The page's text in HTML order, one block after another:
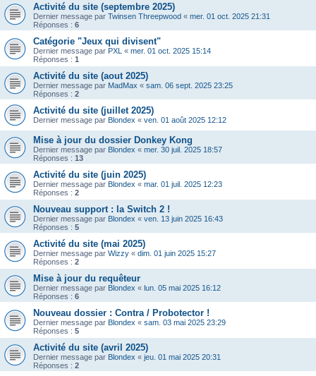
Activité du site (septembre 2025)
Dernier message par Twinsen Threepwood « mer. 01 oct. 2025 21:31
Réponses : 6
Catégorie "Jeux qui divisent"
Dernier message par PXL « mer. 01 oct. 2025 15:14
Réponses : 1
Activité du site (aout 2025)
Dernier message par MadMax « sam. 06 sept. 2025 23:25
Réponses : 2
Activité du site (juillet 2025)
Dernier message par Blondex « ven. 01 août 2025 12:12
Mise à jour du dossier Donkey Kong
Dernier message par Blondex « mer. 30 juil. 2025 18:57
Réponses : 13
Activité du site (juin 2025)
Dernier message par Blondex « mar. 01 juil. 2025 12:23
Réponses : 2
Nouveau support : la Switch 2 !
Dernier message par Blondex « ven. 13 juin 2025 16:43
Réponses : 5
Activité du site (mai 2025)
Dernier message par Wizzy « dim. 01 juin 2025 15:27
Réponses : 2
Mise à jour du requêteur
Dernier message par Blondex « lun. 05 mai 2025 16:12
Réponses : 6
Nouveau dossier : Contra / Probotector !
Dernier message par Blondex « sam. 03 mai 2025 23:29
Réponses : 5
Activité du site (avril 2025)
Dernier message par Blondex « jeu. 01 mai 2025 20:31
Réponses : 2